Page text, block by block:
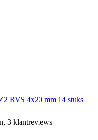
RVS 4x20 mm 14 stuks
3 klantreviews